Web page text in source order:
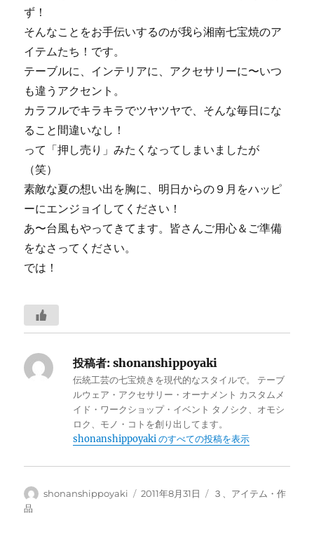
ず！
そんなことをお手伝いするのが我ら湘南七宝焼のア
イテムたち！です。
テーブルに、インテリアに、アクセサリーに〜いつ
も違うアクセント。
カラフルでキラキラでツヤツヤで、そんな毎日にな
ること間違いなし！
って「押し売り」みたくなってしまいましたが
（笑）
素敵な夏の想い出を胸に、明日からの９月をハッピ
ーにエンジョイしてください！
あ〜台風もやってきてます。皆さんご用心＆ご準備
をなさってください。
では！
投稿者: shonanshippoyaki
伝統工芸の七宝焼きを現代的なスタイルで。 テーブ
ルウェア・アクセサリー・オーナメント カスタムメ
イド・ワークショップ・イベント タノシク、オモシ
ロク、モノ・コトを創り出してます。
shonanshippoyaki のすべての投稿を表示
投
shonanshippoyaki
投
2011年8月31日
カ
３、アイテム・作
品